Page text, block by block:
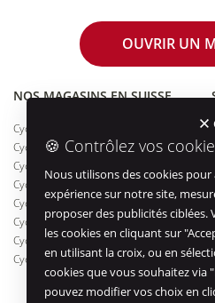
OUVRIR UN
NOS MAGASINS EN SUISSE
Cyclable Genève Plainpalais
Cyclable Lausanne Gare
Cyclable Nyon
Cyclable Genève Charmilles
Cyclable Neuchatel
Cyclable Bienne
Cyclable Genève Eaux-Vives
Cyclable Lausanne Malley
🍪 Contrôlez vos
Nous utilisons des cookies
expérience sur notre site,
proposer des publicités ciblées.
les cookies en cliquant sur
en utilisant la croix, ou en
cookies que vous souhaitez via
pouvez modifier vos choix en